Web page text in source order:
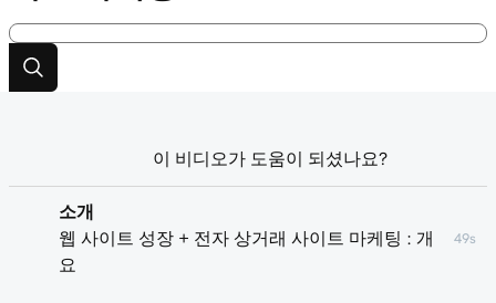
소개
웹 사이트 성장 + 전자 상거래 사이트 마케팅 : 개
요
49s
이 비디오가 도움이 되셨나요?